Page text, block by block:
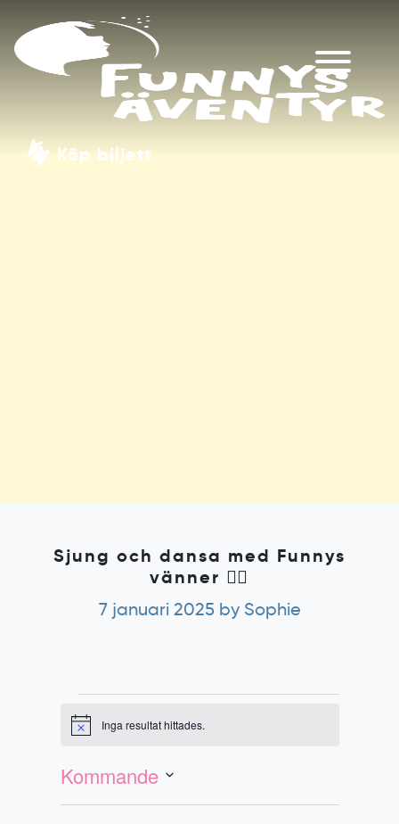
Köp biljett
Sjung och dansa med Funnys
vänner 👯‍♀️
7 januari 2025 by Sophie
Evenemang
Notis Inga resultat hittades.
Vy-
navigering
Evenemang
vynavigering
Kommande
Välj